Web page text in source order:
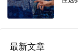
最新文章